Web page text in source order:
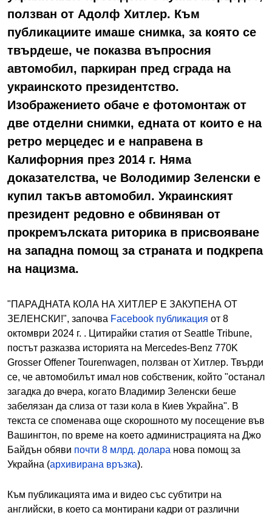
ползван от Адолф Хитлер. Към
публикациите имаше снимка, за която се
твърдеше, че показва въпросния
автомобил, паркиран пред сграда на
украинското президентство.
Изображението обаче е фотомонтаж от
две отделни снимки, едната от които е на
ретро мерцедес и е направена в
Калифорния през 2014 г. Няма
доказателства, че Володимир Зеленски е
купил такъв автомобил. Украинският
президент редовно е обвиняван от
прокремълската риторика в присвояване
на западна помощ за страната и подкрепа
на нацизма.
"ПАРАДНАТА КОЛА НА ХИТЛЕР Е ЗАКУПЕНА ОТ
ЗЕЛЕНСКИ!", започва Facebook публикация от 8
октомври 2024 г. . Цитирайки статия от Seattle Tribune,
постът разказва историята на Mercedes-Benz 770K
Grosser Offener Tourenwagen, ползван от Хитлер. Твърди
се, че автомобилът имал нов собственик, който "останал
загадка до вчера, когато Владимир Зеленски беше
забелязан да слиза от тази кола в Киев Украйна". В
текста се споменава още скорошното му посещение във
Вашингтон, по време на което администрацията на Джо
Байдън обяви почти 8 млрд. долара нова помощ за
Украйна (архивирана връзка).
Към публикацията има и видео със субтитри на
английски, в което са монтирани кадри от различни